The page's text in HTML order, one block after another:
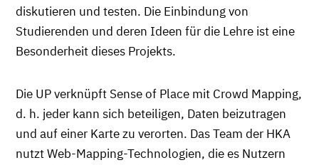
diskutieren und testen. Die Einbindung von
Studierenden und deren Ideen für die Lehre ist eine
Besonderheit dieses Projekts.
Die UP verknüpft Sense of Place mit Crowd Mapping,
d. h. jeder kann sich beteiligen, Daten beizutragen
und auf einer Karte zu verorten. Das Team der HKA
nutzt Web-Mapping-Technologien, die es Nutzern